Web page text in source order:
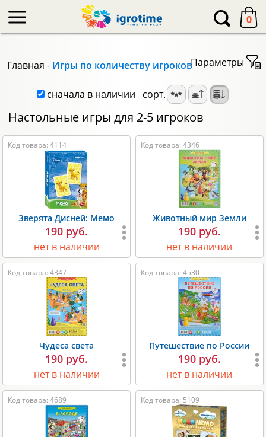
0
Главная - Игры по количеству игроковПараметры
сначала в наличии сорт.
Настольные игры для 2-5 игроков
Код товара: 4114
Зверята Дисней: Мемо
190 руб.
нет в наличии
Код товара: 4346
Животный мир Земли
190 руб.
нет в наличии
Код товара: 4347
Чудеса света
190 руб.
нет в наличии
Код товара: 4530
Путешествие по России
190 руб.
нет в наличии
Код товара: 4689 Код товара: 5109